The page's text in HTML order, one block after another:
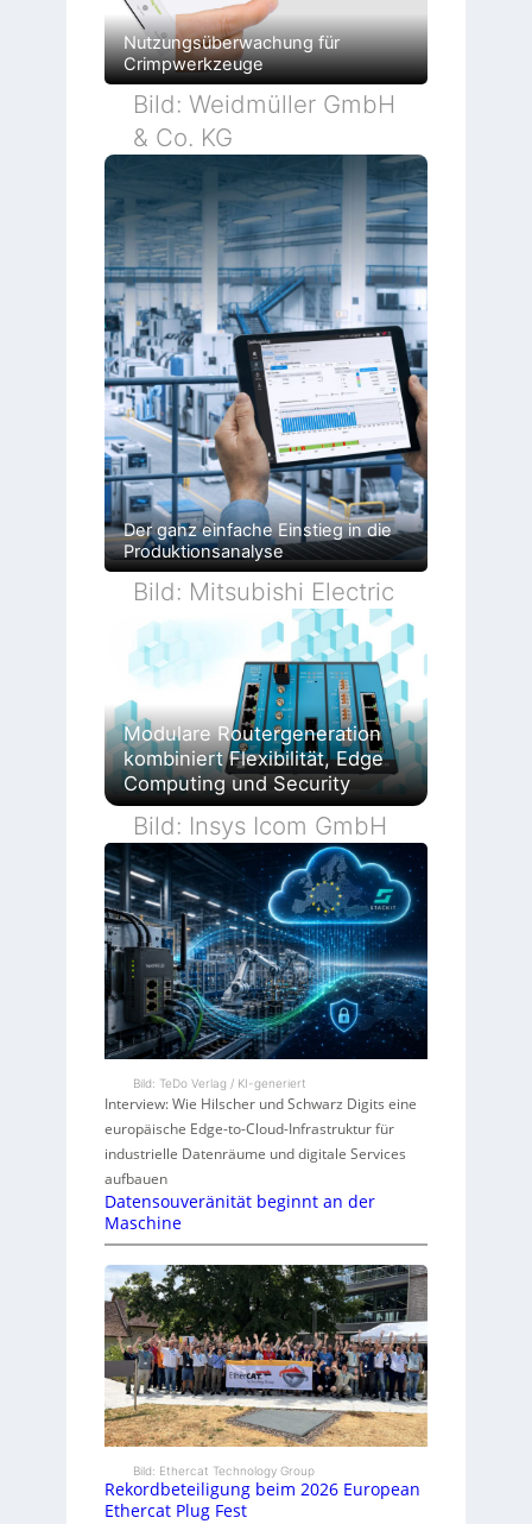
Nutzungsüberwachung für
Crimpwerkzeuge
Bild: Weidmüller GmbH
& Co. KG
Der ganz einfache Einstieg in die
Produktionsanalyse
Bild: Mitsubishi Electric
Modulare Routergeneration
kombiniert Flexibilität, Edge
Computing und Security
Bild: Insys Icom GmbH
Bild: TeDo Verlag / KI-generiert
Interview: Wie Hilscher und Schwarz Digits eine
europäische Edge-to-Cloud-Infrastruktur für
industrielle Datenräume und digitale Services
aufbauen
Datensouveränität beginnt an der
Maschine
Bild: Ethercat Technology Group
Rekordbeteiligung beim 2026 European
Ethercat Plug Fest